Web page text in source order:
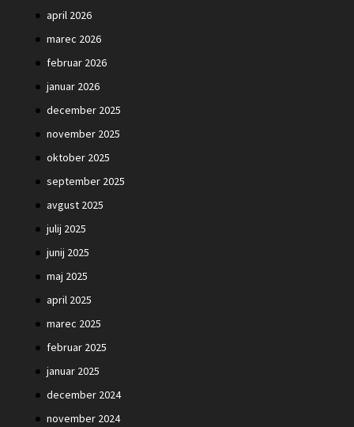
april 2026
marec 2026
februar 2026
januar 2026
december 2025
november 2025
oktober 2025
september 2025
avgust 2025
julij 2025
junij 2025
maj 2025
april 2025
marec 2025
februar 2025
januar 2025
december 2024
november 2024